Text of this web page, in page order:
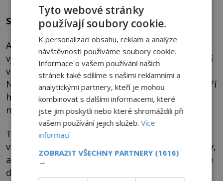
Sebevražda? Nebo nehoda?
Alpy. Krásné, pro Tyrše a jeho milované
vycházky jako dělané. Jedna z nich se ale změní
v tragédii. Tyrš se toho dne chová podivně.
Neodpoví na pozdrav a podle dvou svědků, kteří
ho ten den spatří, vypadá trochu zmateně,
možná nejistě.
To optikou dnešní doby může znamenat dvě
věci: Buď má v hlavě sebedestruktivní myšlenky,
anebo lékař špatně odhadl dávky léků a Tyrš je
dezorientovaný. Pravdu již zřejmě nezjistíme,
Tyto webové stránky
používají soubory cookie.
K personalizaci obsahu, reklam a analýze
návštěvnosti používáme soubory cookie.
Informace o vašem používání našich
stránek také sdílíme s našimi reklamními a
analytickými partnery, kteří je mohou
kombinovat s dalšími informacemi, které
jste jim poskytli nebo které shromáždili při
vašem používání jejich služeb.Více
informací
ZOBRAZIT VŠECHNY PARTNERY (1616)
→